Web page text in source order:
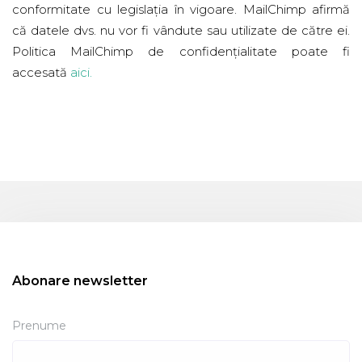
conformitate cu legislația în vigoare. MailChimp afirmă
că datele dvs. nu vor fi vândute sau utilizate de către ei.
Politica MailChimp de confidențialitate poate fi
accesată aici
Abonare newsletter
Prenume